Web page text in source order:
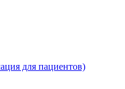
для пациентов)